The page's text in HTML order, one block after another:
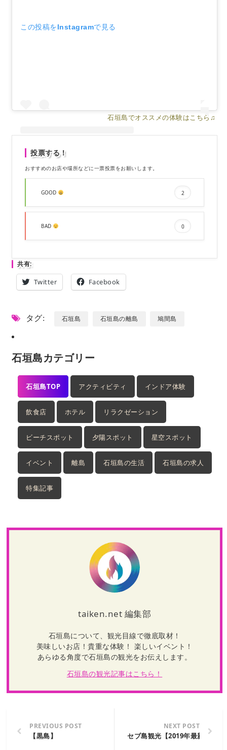
この投稿をInstagramで見る
bajibucci(@bajibucci)がシェアした投稿
石垣島でオススメの体験はこちら♫
投票する！
おすすめのお店や場所などに一票投票をお願いします。
GOOD 2
BAD 0
共有:
Twitter Facebook
タグ: 石垣島 石垣島の離島 鳩間島
石垣島カテゴリー
石垣島TOP アクティビティ インドア体験
飲食店 ホテル リラクゼーション
ビーチスポット 夕陽スポット 星空スポット
イベント 離島 石垣島の生活 石垣島の求人
特集記事
taiken.net 編集部
石垣島について、観光目線で徹底取材！
美味しいお店！貴重な体験！ 楽しいイベント！
あらゆる角度で石垣島の観光をお伝えします。
石垣島の観光記事はこちら！
PREVIOUS POST
【黒島】
NEXT POST
セブ島観光【2019年最新版】